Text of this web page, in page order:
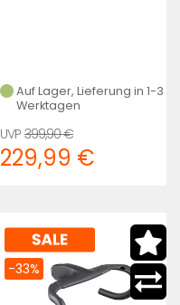
Auf Lager, Lieferung in 1-3
Werktagen
399,90 €
229,99 €
-33%